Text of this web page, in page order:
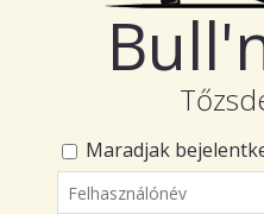
Maradjak
Felhasználónév